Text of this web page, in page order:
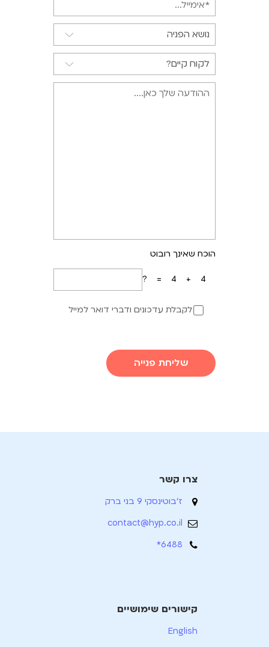
הוכח שאינך רובוט
4+4=?
לקבלת עדכונים ודברי דואר למייל
שליחת פנייה
צרו קשר
ז'בוטינסקי 9 בני ברק
contact@hyp.co.il
6488*
קישורים שימושיים
English